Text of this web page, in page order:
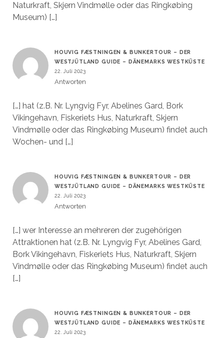
Naturkraft, Skjern Vindmølle oder das Ringkøbing
Museum) […]
HOUVIG FÆSTNINGEN & BUNKERTOUR – DER
WESTJÜTLAND GUIDE – DÄNEMARKS WESTKÜSTE
22. Juli 2023
Antworten
[…] hat (z.B. Nr. Lyngvig Fyr, Abelines Gard, Bork
Vikingehavn, Fiskeriets Hus, Naturkraft, Skjern
Vindmølle oder das Ringkøbing Museum) findet auch
Wochen- und […]
HOUVIG FÆSTNINGEN & BUNKERTOUR – DER
WESTJÜTLAND GUIDE – DÄNEMARKS WESTKÜSTE
22. Juli 2023
Antworten
[…] wer Interesse an mehreren der zugehörigen
Attraktionen hat (z.B. Nr. Lyngvig Fyr, Abelines Gard,
Bork Vikingehavn, Fiskeriets Hus, Naturkraft, Skjern
Vindmølle oder das Ringkøbing Museum) findet auch
[…]
HOUVIG FÆSTNINGEN & BUNKERTOUR – DER
WESTJÜTLAND GUIDE – DÄNEMARKS WESTKÜSTE
22. Juli 2023